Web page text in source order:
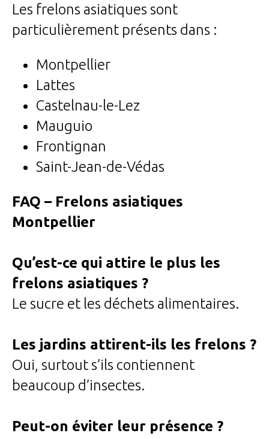
Les frelons asiatiques sont
particulièrement présents dans :
Montpellier
Lattes
Castelnau-le-Lez
Mauguio
Frontignan
Saint-Jean-de-Védas
FAQ – Frelons asiatiques
Montpellier
Qu’est-ce qui attire le plus les
frelons asiatiques ?
Le sucre et les déchets alimentaires.
Les jardins attirent-ils les frelons ?
Oui, surtout s’ils contiennent
beaucoup d’insectes.
Peut-on éviter leur présence ?